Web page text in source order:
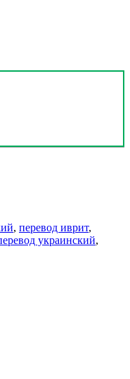
, перевод иврит,
украинский,